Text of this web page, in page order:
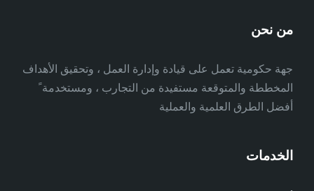
من نحن
جهة حكومية تعمل على قيادة وإدارة العمل ، وتحقيق الأهداف
المخططة والمتوقعة مستفيدة من التجارب ، ومستخدمة ً
أفضل الطرق العلمية والعملية
الخدمات